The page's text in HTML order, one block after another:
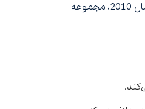
کورلوف به افتخار بزرگ‌ترین الماس سیاه در جهان ساخته‌ام که طبق افسانه‌ها برای کسی که آن را در دست دارد شادی، شانس و سعادت به ارمغان می‌آورد. در سال 2010، مجموعه